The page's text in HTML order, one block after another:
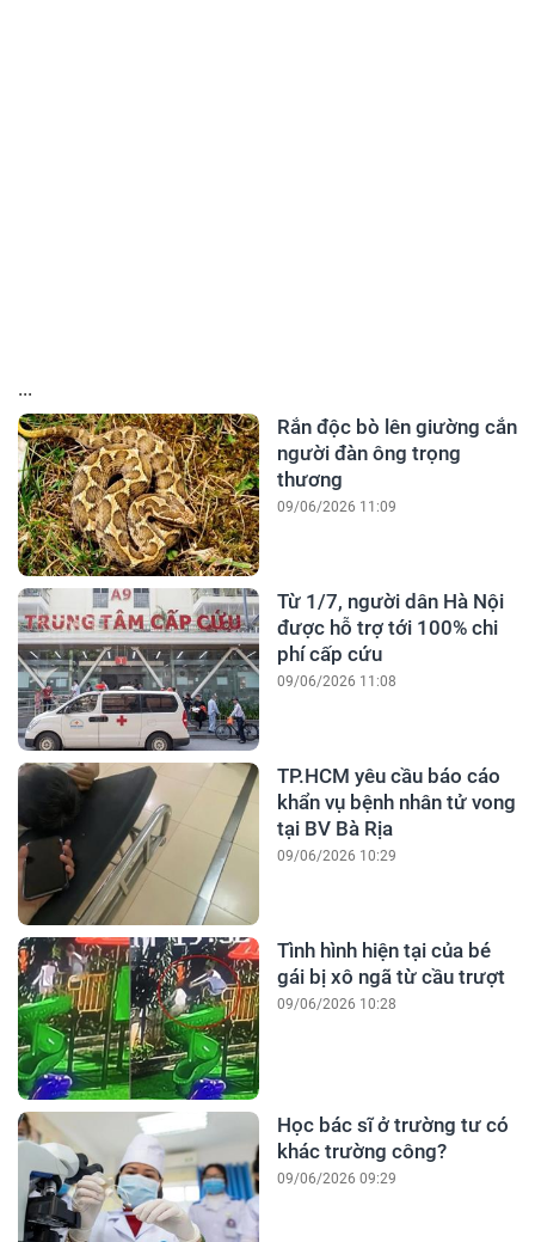
...
Rắn độc bò lên giường cắn
người đàn ông trọng
thương
09/06/2026 11:09
Từ 1/7, người dân Hà Nội
được hỗ trợ tới 100% chi
phí cấp cứu
09/06/2026 11:08
TP.HCM yêu cầu báo cáo
khẩn vụ bệnh nhân tử vong
tại BV Bà Rịa
09/06/2026 10:29
Tình hình hiện tại của bé
gái bị xô ngã từ cầu trượt
09/06/2026 10:28
Học bác sĩ ở trường tư có
khác trường công?
09/06/2026 09:29